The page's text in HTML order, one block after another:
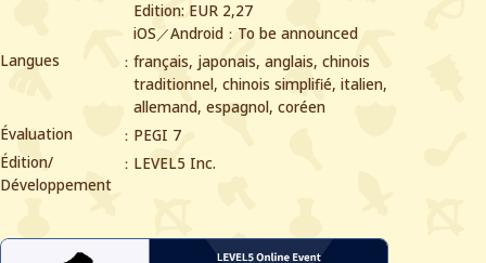
Edition: EUR 2,27
iOS／Android：To be announced
Langues
français, japonais, anglais, chinois
traditionnel, chinois simplifié, italien,
allemand, espagnol, coréen
Évaluation
PEGI 7
Édition/
Développement
LEVEL5 Inc.